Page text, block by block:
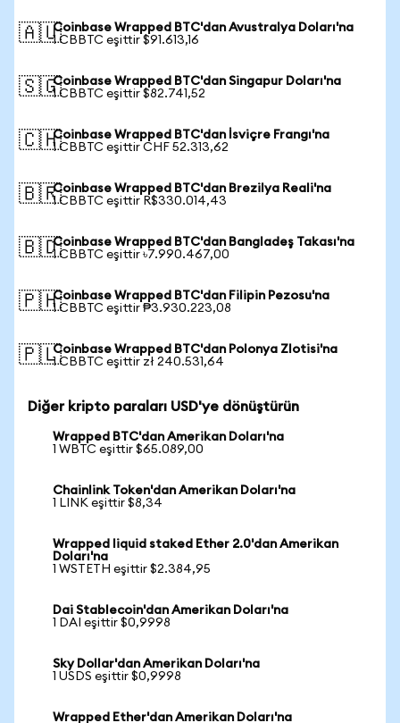
🇦🇺Coinbase Wrapped BTC'dan Avustralya Doları'na
1 CBBTC eşittir $91.613,16
🇸🇬Coinbase Wrapped BTC'dan Singapur Doları'na
1 CBBTC eşittir $82.741,52
🇨🇭Coinbase Wrapped BTC'dan İsviçre Frangı'na
1 CBBTC eşittir CHF 52.313,62
🇧🇷Coinbase Wrapped BTC'dan Brezilya Reali'na
1 CBBTC eşittir R$330.014,43
🇧🇩Coinbase Wrapped BTC'dan Bangladeş Takası'na
1 CBBTC eşittir ৳7.990.467,00
🇵🇭Coinbase Wrapped BTC'dan Filipin Pezosu'na
1 CBBTC eşittir ₱3.930.223,08
🇵🇱Coinbase Wrapped BTC'dan Polonya Zlotisi'na
1 CBBTC eşittir zł 240.531,64
Diğer kripto paraları USD'ye dönüştürün
Wrapped BTC'dan Amerikan Doları'na
1 WBTC eşittir $65.089,00
Chainlink Token'dan Amerikan Doları'na
1 LINK eşittir $8,34
Wrapped liquid staked Ether 2.0'dan Amerikan
Doları'na
1 WSTETH eşittir $2.384,95
Dai Stablecoin'dan Amerikan Doları'na
1 DAI eşittir $0,9998
Sky Dollar'dan Amerikan Doları'na
1 USDS eşittir $0,9998
Wrapped Ether'dan Amerikan Doları'na